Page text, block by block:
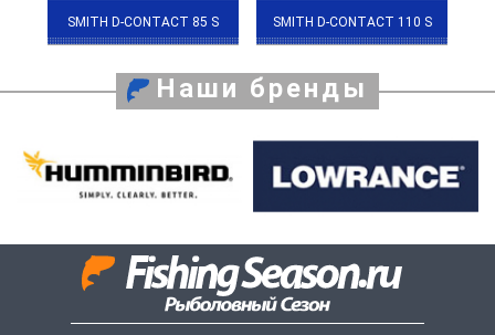
SMITH D-CONTACT 85 S SMITH D-CONTACT 110 S
Наши бренды